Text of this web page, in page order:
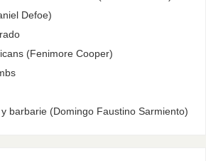
Defoe)
(Fenimore Cooper)
barbarie (Domingo Faustino Sarmiento)